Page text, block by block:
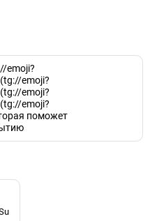
emoji?
emoji?
emoji?
emoji?
поможет